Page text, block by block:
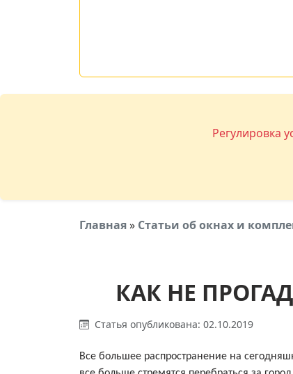
Регулировка
Главная» Статьи об окнах и
КАК НЕ
Статья опубликована: 02.10.2019
Все большее распространение на